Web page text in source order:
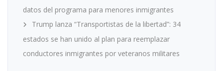
datos del programa para menores inmigrantes
Trump lanza “Transportistas de la libertad”: 34
estados se han unido al plan para reemplazar
conductores inmigrantes por veteranos militares